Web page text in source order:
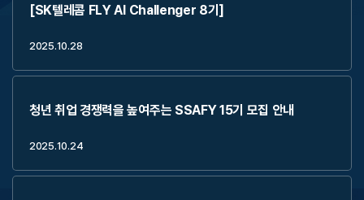
[SK텔레콤 FLY AI Challenger 8기]
2025.10.28
청년 취업 경쟁력을 높여주는 SSAFY 15기 모집 안내
2025.10.24